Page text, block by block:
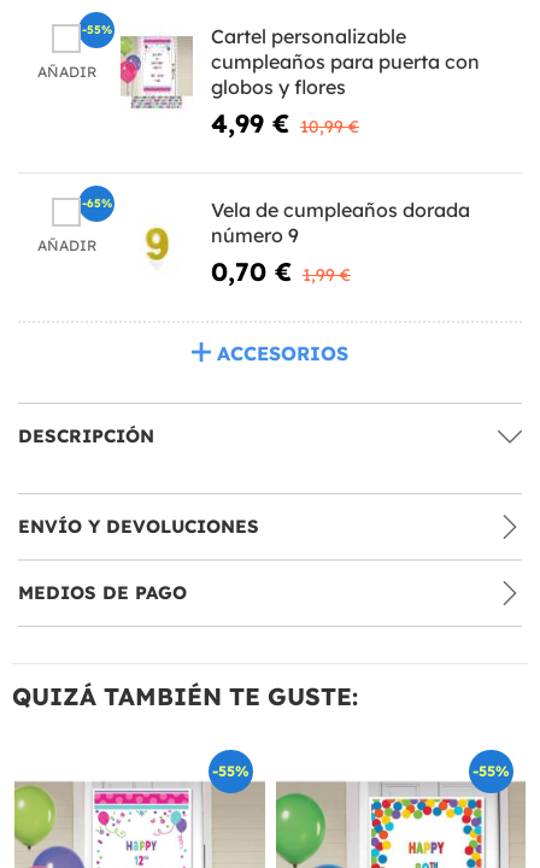
AÑADIR
Cartel personalizable
cumpleaños para puerta con
globos y flores
4,99 € 10,99 €
-55%
AÑADIR
Vela de cumpleaños dorada
número 9
0,70 € 1,99 €
-65%
ACCESORIOS
DESCRIPCIÓN
ENVÍO Y DEVOLUCIONES
MEDIOS DE PAGO
QUIZÁ TAMBIÉN TE GUSTE:
-55% -55%